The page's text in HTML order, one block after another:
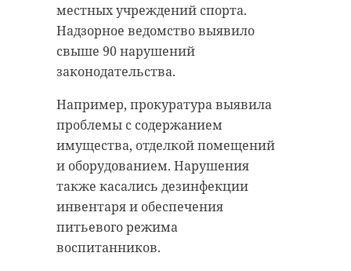
местных учреждений спорта.
Надзорное ведомство выявило
свыше 90 нарушений
законодательства.
Например, прокуратура выявила
проблемы с содержанием
имущества, отделкой помещений
и оборудованием. Нарушения
также касались дезинфекции
инвентаря и обеспечения
питьевого режима
воспитанников.